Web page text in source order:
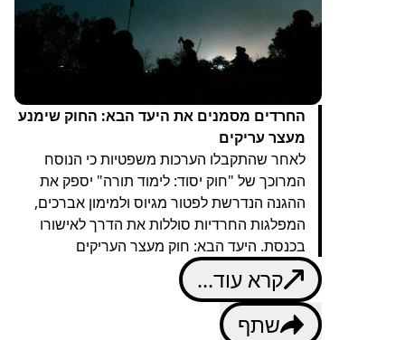
החרדים מסמנים את היעד הבא: החוק שימנע
מעצר עריקים
לאחר שהתקבלו הערכות משפטיות כי הנוסח
המרוכך של "חוק יסוד: לימוד תורה" יספק את
ההגנה הנדרשת לפטור מגיוס ולמימון אברכים,
המפלגות החרדיות סוללות את הדרך לאישורו
בכנסת. היעד הבא: חוק מעצר העריקים
קרא עוד...
שתף